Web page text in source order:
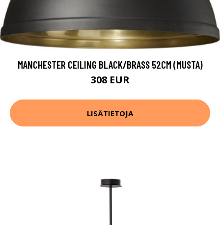
MANCHESTER CEILING BLACK/BRASS 52CM (MUSTA)
308 EUR
LISÄTIETOJA